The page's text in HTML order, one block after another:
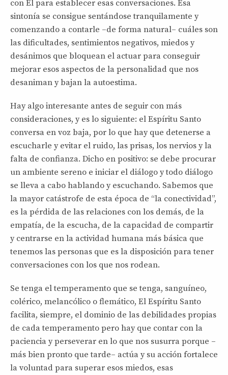
con Él para establecer esas conversaciones. Esa
sintonía se consigue sentándose tranquilamente y
comenzando a contarle –de forma natural– cuáles son
las dificultades, sentimientos negativos, miedos y
desánimos que bloquean el actuar para conseguir
mejorar esos aspectos de la personalidad que nos
desaniman y bajan la autoestima.
Hay algo interesante antes de seguir con más
consideraciones, y es lo siguiente: el Espíritu Santo
conversa en voz baja, por lo que hay que detenerse a
escucharle y evitar el ruido, las prisas, los nervios y la
falta de confianza. Dicho en positivo: se debe procurar
un ambiente sereno e iniciar el diálogo y todo diálogo
se lleva a cabo hablando y escuchando. Sabemos que
la mayor catástrofe de esta época de “la conectividad”,
es la pérdida de las relaciones con los demás, de la
empatía, de la escucha, de la capacidad de compartir
y centrarse en la actividad humana más básica que
tenemos las personas que es la disposición para tener
conversaciones con los que nos rodean.
Se tenga el temperamento que se tenga, sanguíneo,
colérico, melancólico o flemático, El Espíritu Santo
facilita, siempre, el dominio de las debilidades propias
de cada temperamento pero hay que contar con la
paciencia y perseverar en lo que nos susurra porque –
más bien pronto que tarde– actúa y su acción fortalece
la voluntad para superar esos miedos, esas